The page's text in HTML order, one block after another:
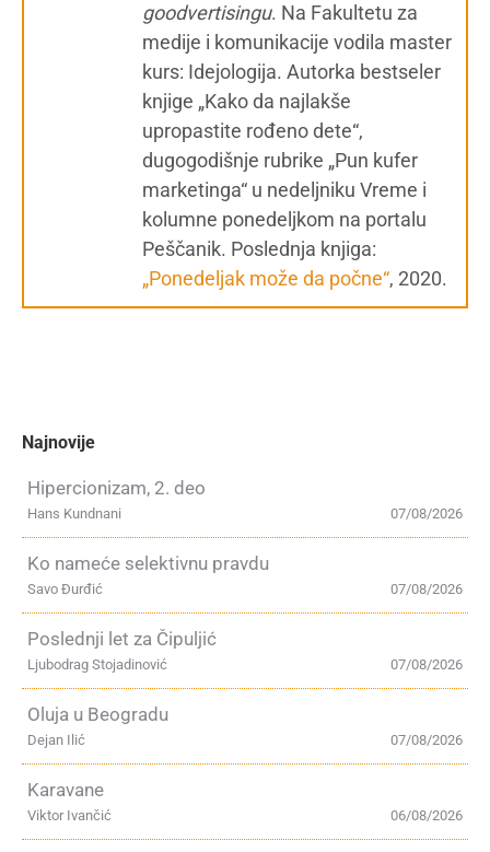
goodvertisingu. Na Fakultetu za
medije i komunikacije vodila master
kurs: Idejologija. Autorka bestseler
knjige „Kako da najlakše
upropastite rođeno dete“,
dugogodišnje rubrike „Pun kufer
marketinga“ u nedeljniku Vreme i
kolumne ponedeljkom na portalu
Peščanik. Poslednja knjiga:
„Ponedeljak može da počne“, 2020.
Najnovije
Hipercionizam, 2. deo
07/08/2026
Hans Kundnani
Ko nameće selektivnu pravdu
07/08/2026
Savo Đurđić
Poslednji let za Čipuljić
07/08/2026
Ljubodrag Stojadinović
Oluja u Beogradu
07/08/2026
Dejan Ilić
Karavane
06/08/2026
Viktor Ivančić